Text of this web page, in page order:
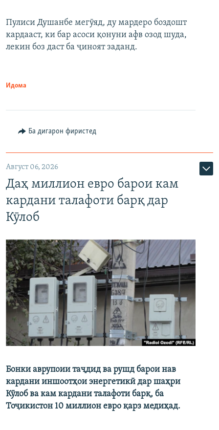
Пулиси Душанбе мегӯяд, ду мардеро боздошт
кардааст, ки бар асоси қонуни афв озод шуда,
лекин боз даст ба ҷиноят заданд.
Идома
Ба дигарон фиристед
Август 06, 2026
Даҳ миллион евро барои кам
кардани талафоти барқ дар
Кӯлоб
Бонки аврупоии таҷдид ва рушд барои нав
кардани иншоотҳои энергетикӣ дар шаҳри
Кӯлоб ва кам кардани талафоти барқ, ба
Тоҷикистон 10 миллион евро қарз медиҳад.